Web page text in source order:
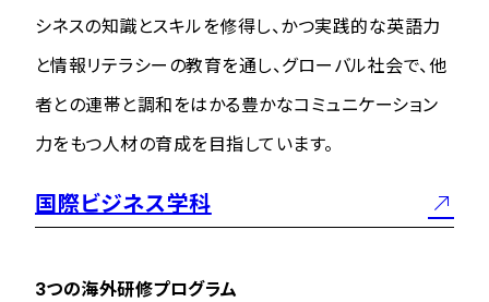
シネスの知識とスキルを修得し、かつ実践的な英語力
と情報リテラシーの教育を通し、グローバル社会で、他
者との連帯と調和をはかる豊かなコミュニケーション
力をもつ人材の育成を目指しています。
国際ビジネス学科
3つの海外研修プログラム